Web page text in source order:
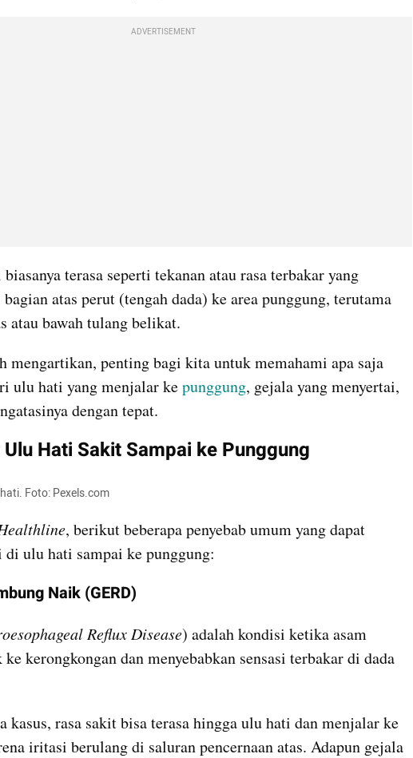
ADVERTISEMENT
terasa seperti tekanan atau rasa terbakar yang
atas perut (tengah dada) ke area punggung, terutama
atau bawah tulang belikat.
mengartikan, penting bagi kita untuk memahami apa saja
ulu hati yang menjalar ke punggung, gejala yang menyertai,
dengan tepat.
Hati Sakit Sampai ke Punggung
Foto: Pexels.com
, berikut beberapa penyebab umum yang dapat
ulu hati sampai ke punggung:
Naik (GERD)
Reflux Disease) adalah kondisi ketika asam
kerongkongan dan menyebabkan sensasi terbakar di dada
kasus, rasa sakit bisa terasa hingga ulu hati dan menjalar ke
iritasi berulang di saluran pencernaan atas. Adapun gejala